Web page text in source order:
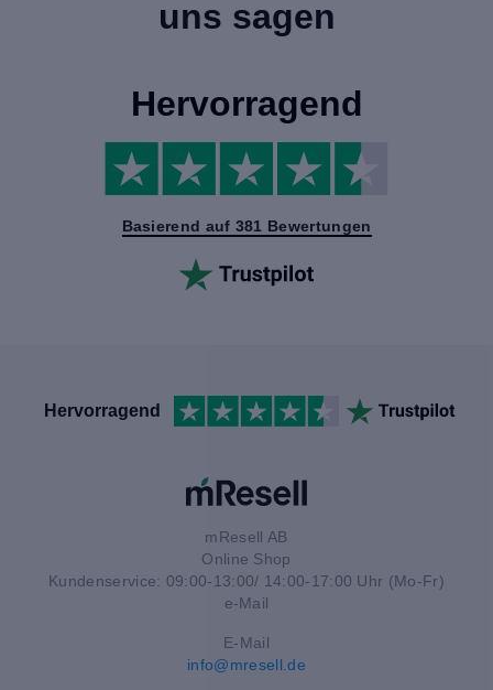
uns sagen
Hervorragend
Basierend auf 381 Bewertungen
Hervorragend
mResell AB
Online Shop
Kundenservice: 09:00-13:00/ 14:00-17:00 Uhr (Mo-Fr)
e-Mail
E-Mail
info@mresell.de